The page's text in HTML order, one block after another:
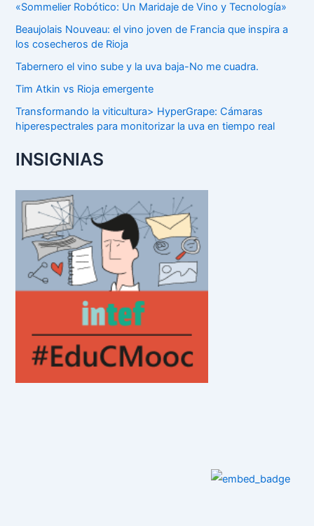
«Sommelier Robótico: Un Maridaje de Vino y Tecnología»
Beaujolais Nouveau: el vino joven de Francia que inspira a
los cosecheros de Rioja
Tabernero el vino sube y la uva baja-No me cuadra.
Tim Atkin vs Rioja emergente
Transformando la viticultura> HyperGrape: Cámaras
hiperespectrales para monitorizar la uva en tiempo real
INSIGNIAS